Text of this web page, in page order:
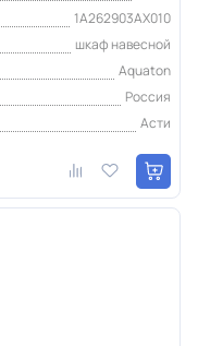
1A262903AX010
шкаф навесной
Aquaton
Россия
Асти